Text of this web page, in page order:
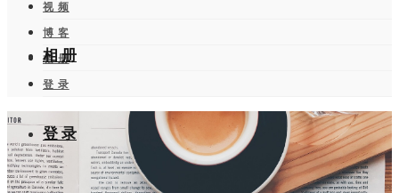
相 册
登 录
视 频
博 客
相 册
登 录